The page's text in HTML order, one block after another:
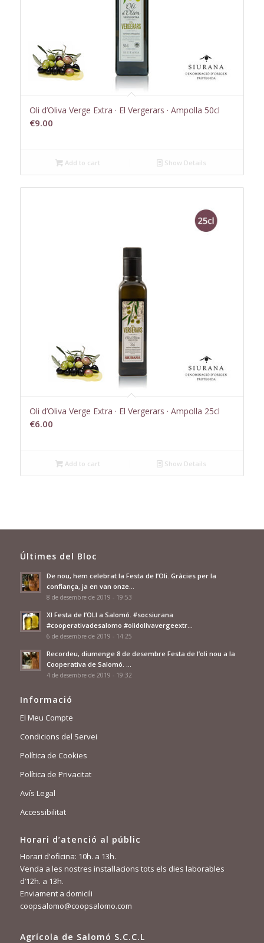
Oli d’Oliva Verge Extra · El Vergerars · Ampolla 50cl
€9.00
Add to cart Show Details
Oli d’Oliva Verge Extra · El Vergerars · Ampolla 25cl
€6.00
Add to cart Show Details
Últimes del Bloc
De nou, hem celebrat la Festa de l’Oli. Gràcies per la
confiança, ja en van onze…
8 de desembre de 2019 - 19:53
XI Festa de l’OLI a Salomó. #socsiurana
#cooperativadesalomo #olidolivavergeextr…
6 de desembre de 2019 - 14:25
Recordeu, diumenge 8 de desembre Festa de l’oli nou a la
Cooperativa de Salomó. …
4 de desembre de 2019 - 19:32
Informació
El Meu Compte
Condicions del Servei
Política de Cookies
Política de Privacitat
Avís Legal
Accessibilitat
Horari d’atenció al públic
Horari d'oficina: 10h. a 13h.
Venda a les nostres instal·lacions tots els dies laborables
d’12h. a 13h.
Enviament a domicili
coopsalomo@coopsalomo.com
Agrícola de Salomó S.C.C.L